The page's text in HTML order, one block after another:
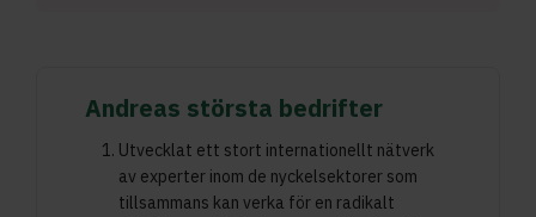
Andreas största bedrifter
Utvecklat ett stort internationellt nätverk
av experter inom de nyckelsektorer som
tillsammans kan verka för en radikalt